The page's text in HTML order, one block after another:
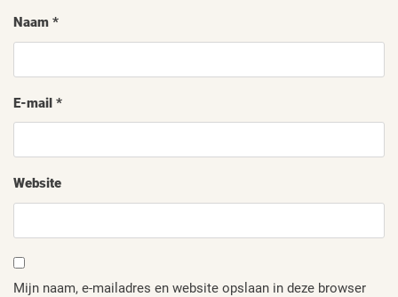
Naam *
E-mail *
Website
Mijn naam, e-mailadres en website opslaan in deze browser